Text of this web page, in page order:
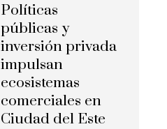
Políticas
públicas y
inversión privada
impulsan
ecosistemas
comerciales en
Ciudad del Este